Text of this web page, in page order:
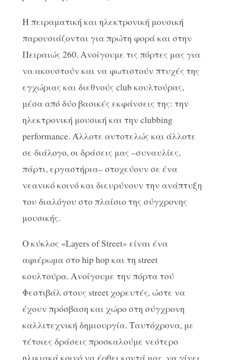
Η πειραματική και ηλεκτρονική μουσική
παρουσιάζονται για πρώτη φορά και στην
Πειραιώς 260. Ανοίγουμε τις πόρτες μας για
να ακουστούν και να φωτιστούν πτυχές της
εγχώριας και διεθνούς club κουλτούρας,
μέσα από δύο βασικές εκφάνσεις της: την
ηλεκτρονική μουσική και την clubbing
performance. Άλλοτε αυτοτελώς και άλλοτε
σε διάλογο, οι δράσεις μας –συναυλίες,
πάρτι, εργαστήρια– στοχεύουν σε ένα
νεανικό κοινό και διευρύνουν την ανάπτυξη
του διαλόγου στο πλαίσιο της σύγχρονης
μουσικής.
Ο κύκλος «Layers of Street» είναι ένα
αφιέρωμα στο hip hop και τη street
κουλτούρα. Ανοίγουμε την πόρτα τού
Φεστιβάλ στους street χορευτές, ώστε να
έχουν πρόσβαση και χώρο στη σύγχρονη
καλλιτεχνική δημιουργία. Ταυτόχρονα, με
τέτοιες δράσεις προσκαλούμε νεότερο
ηλικιακά κοινό να έρθει κοντά μας, να γίνει